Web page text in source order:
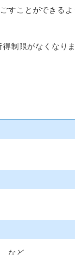
すことができる
制限がなくなりま
など